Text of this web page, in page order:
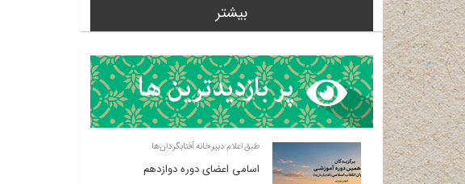
بیشتر
طبق اعلام دبیرخانه آفتابگردان‌ها
اسامی اعضای دوره دوازدهم